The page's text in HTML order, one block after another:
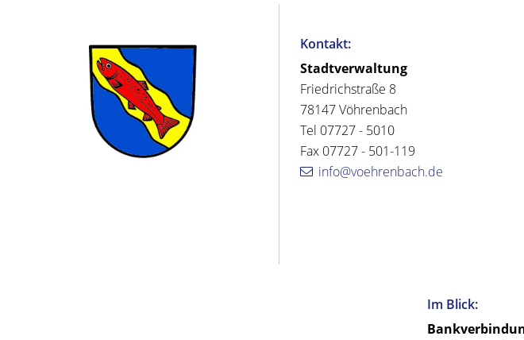
Kontakt:
Stadtverwaltung
Friedrichstraße 8
78147 Vöhrenbach
Tel 07727 - 5010
Fax 07727 - 501-119
info@voehrenbach.de
Im Blick: